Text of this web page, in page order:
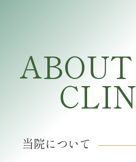
ABOUT
CLIN
当院について